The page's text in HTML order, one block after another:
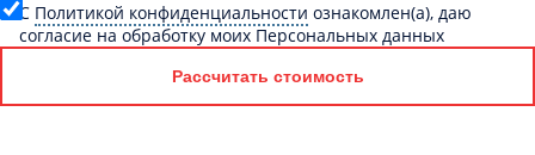
C Политикой конфиденциальности ознакомлен(а), даю
согласие на обработку моих Персональных данных
Рассчитать стоимость